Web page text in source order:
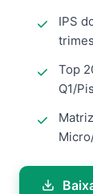
IPS
Top
Q1/